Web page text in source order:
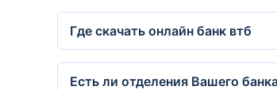
Где скачать онлайн банк втб
Есть ли отделения Вашего